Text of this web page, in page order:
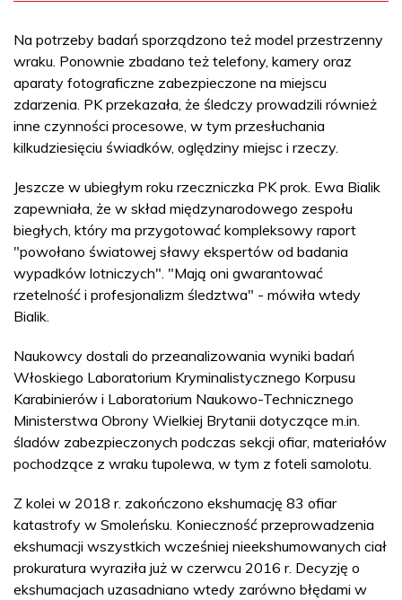
Na potrzeby badań sporządzono też model przestrzenny
wraku. Ponownie zbadano też telefony, kamery oraz
aparaty fotograficzne zabezpieczone na miejscu
zdarzenia. PK przekazała, że śledczy prowadzili również
inne czynności procesowe, w tym przesłuchania
kilkudziesięciu świadków, oględziny miejsc i rzeczy.
Jeszcze w ubiegłym roku rzeczniczka PK prok. Ewa Bialik
zapewniała, że w skład międzynarodowego zespołu
biegłych, który ma przygotować kompleksowy raport
"powołano światowej sławy ekspertów od badania
wypadków lotniczych". "Mają oni gwarantować
rzetelność i profesjonalizm śledztwa" - mówiła wtedy
Bialik.
Naukowcy dostali do przeanalizowania wyniki badań
Włoskiego Laboratorium Kryminalistycznego Korpusu
Karabinierów i Laboratorium Naukowo-Technicznego
Ministerstwa Obrony Wielkiej Brytanii dotyczące m.in.
śladów zabezpieczonych podczas sekcji ofiar, materiałów
pochodzące z wraku tupolewa, w tym z foteli samolotu.
Z kolei w 2018 r. zakończono ekshumację 83 ofiar
katastrofy w Smoleńsku. Konieczność przeprowadzenia
ekshumacji wszystkich wcześniej nieekshumowanych ciał
prokuratura wyraziła już w czerwcu 2016 r. Decyzję o
ekshumacjach uzasadniano wtedy zarówno błędami w